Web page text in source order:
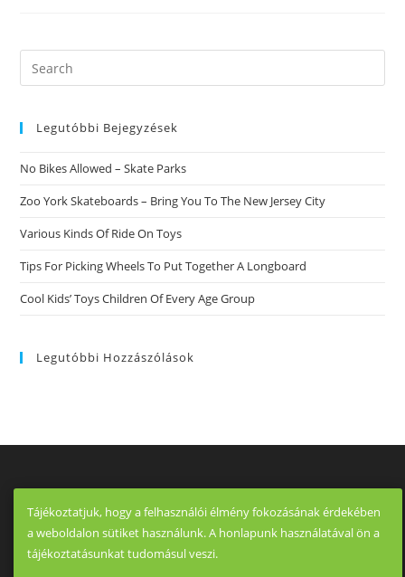
An
Trouve
MalgrГ©
2,3
D’euros
Search
this
Legutóbbi Bejegyzések
No Bikes Allowed – Skate Parks
Zoo York Skateboards – Bring You To The New Jersey City
Various Kinds Of Ride On Toys
Tips For Picking Wheels To Put Together A Longboard
Cool Kids’ Toys Children Of Every Age Group
Legutóbbi Hozzászólások
Tájékoztatjuk, hogy a felhasználói élmény fokozásának érdekében
a weboldalon sütiket használunk. A honlapunk használatával ön a
tájékoztatásunkat tudomásul veszi.